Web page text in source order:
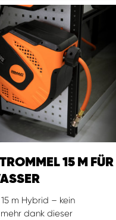
15 M FÜR
m Hybrid – kein
dank dieser